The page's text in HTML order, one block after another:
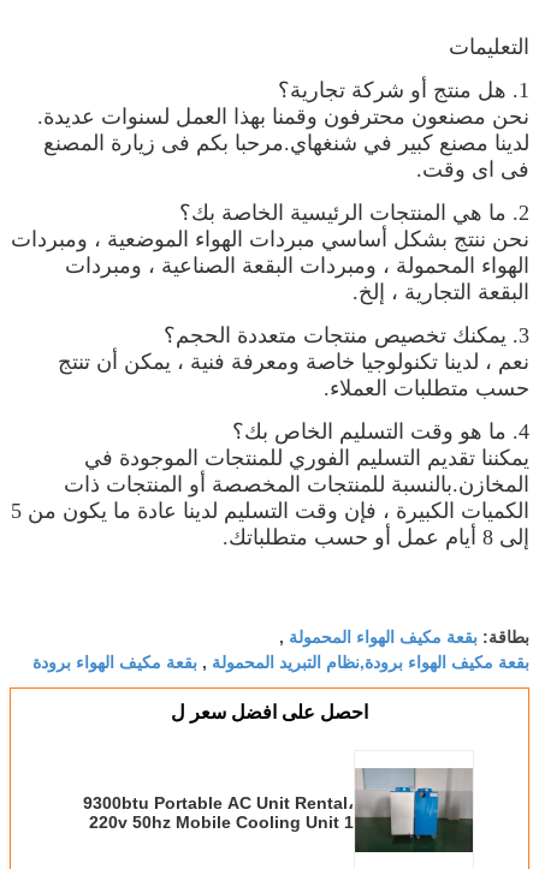
التعليمات
1. هل منتج أو شركة تجارية؟
نحن مصنعون محترفون وقمنا بهذا العمل لسنوات عديدة.
لدينا مصنع كبير في شنغهاي.مرحبا بكم فى زيارة المصنع
فى اى وقت.
2. ما هي المنتجات الرئيسية الخاصة بك؟
نحن ننتج بشكل أساسي مبردات الهواء الموضعية ، ومبردات
الهواء المحمولة ، ومبردات البقعة الصناعية ، ومبردات
البقعة التجارية ، إلخ.
3. يمكنك تخصيص منتجات متعددة الحجم؟
نعم ، لدينا تكنولوجيا خاصة ومعرفة فنية ، يمكن أن تنتج
حسب متطلبات العملاء.
4. ما هو وقت التسليم الخاص بك؟
يمكننا تقديم التسليم الفوري للمنتجات الموجودة في
المخازن.بالنسبة للمنتجات المخصصة أو المنتجات ذات
الكميات الكبيرة ، فإن وقت التسليم لدينا عادة ما يكون من 5
إلى 8 أيام عمل أو حسب متطلباتك.
بطاقة: بقعة مكيف الهواء المحمولة ,
بقعة مكيف الهواء برودة,نظام التبريد المحمولة , بقعة مكيف الهواء برودة
احصل على افضل سعر ل
9300btu Portable AC Unit Rental،
220v 50hz Mobile Cooling Unit 1